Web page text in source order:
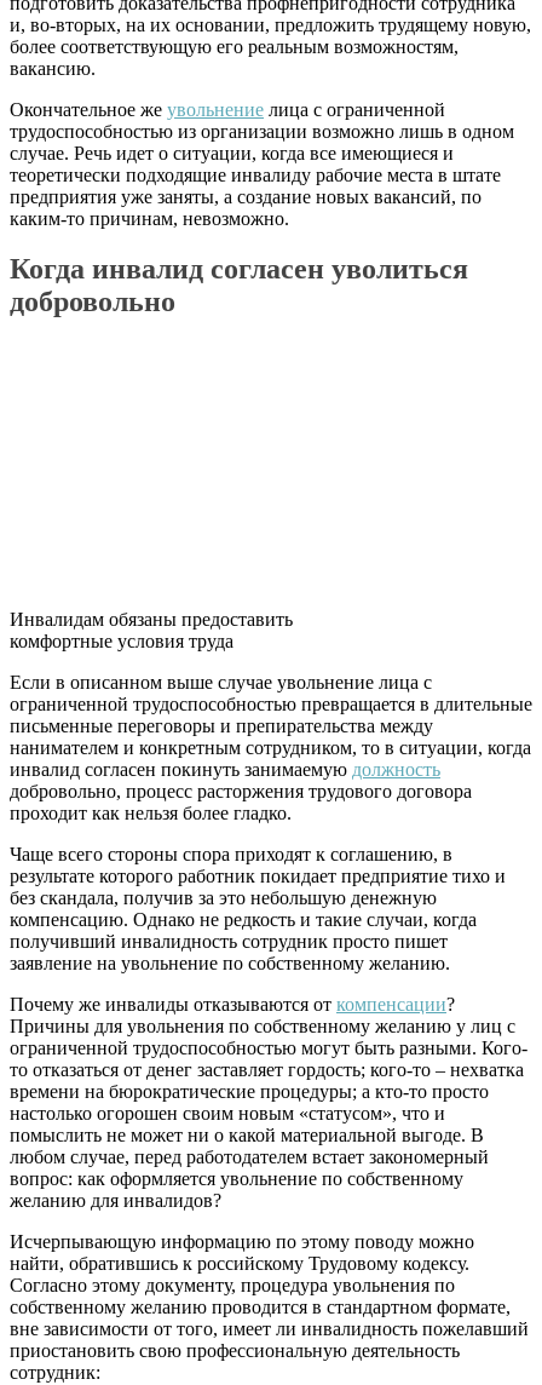
и, во-вторых, на их основании, предложить трудящему новую,
более соответствующую его реальным возможностям,
вакансию.
Окончательное же увольнение лица с ограниченной
трудоспособностью из организации возможно лишь в одном
случае. Речь идет о ситуации, когда все имеющиеся и
теоретически подходящие инвалиду рабочие места в штате
предприятия уже заняты, а создание новых вакансий, по
каким-то причинам, невозможно.
Когда инвалид согласен уволиться
добровольно
Инвалидам обязаны предоставить
комфортные условия труда
Если в описанном выше случае увольнение лица с
ограниченной трудоспособностью превращается в длительные
письменные переговоры и препирательства между
нанимателем и конкретным сотрудником, то в ситуации, когда
инвалид согласен покинуть занимаемую должность
добровольно, процесс расторжения трудового договора
проходит как нельзя более гладко.
Чаще всего стороны спора приходят к соглашению, в
результате которого работник покидает предприятие тихо и
без скандала, получив за это небольшую денежную
компенсацию. Однако не редкость и такие случаи, когда
получивший инвалидность сотрудник просто пишет
заявление на увольнение по собственному желанию.
Почему же инвалиды отказываются от компенсации?
Причины для увольнения по собственному желанию у лиц с
ограниченной трудоспособностью могут быть разными. Кого-
то отказаться от денег заставляет гордость; кого-то – нехватка
времени на бюрократические процедуры; а кто-то просто
настолько огорошен своим новым «статусом», что и
помыслить не может ни о какой материальной выгоде. В
любом случае, перед работодателем встает закономерный
вопрос: как оформляется увольнение по собственному
желанию для инвалидов?
Исчерпывающую информацию по этому поводу можно
найти, обратившись к российскому Трудовому кодексу.
Согласно этому документу, процедура увольнения по
собственному желанию проводится в стандартном формате,
вне зависимости от того, имеет ли инвалидность пожелавший
приостановить свою профессиональную деятельность
сотрудник: